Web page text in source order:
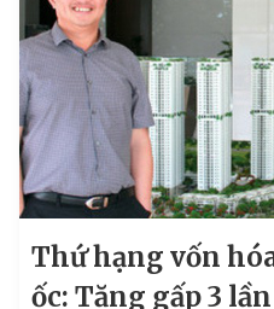
Thứ hạng vốn
ốc: Tăng gấp 3